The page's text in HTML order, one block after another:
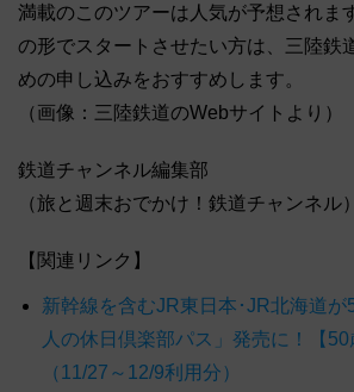
満載のこのツアーは人気が予想されま
の形でスタートさせたい方は、三陸鉄
めの申し込みをおすすめします。
（画像：三陸鉄道のWebサイトより）
鉄道チャンネル編集部
（旅と週末おでかけ！鉄道チャンネル）
【関連リンク】
新幹線を含むJR東日本･JR北海道が
人の休日倶楽部パス」発売に！【50
（11/27～12/9利用分）